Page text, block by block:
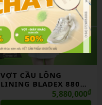
VỢT CẦU LÔNG
LINING BLADEX 880
SHIDA 2026 CHÍNH
HÃNG
5,880,000₫